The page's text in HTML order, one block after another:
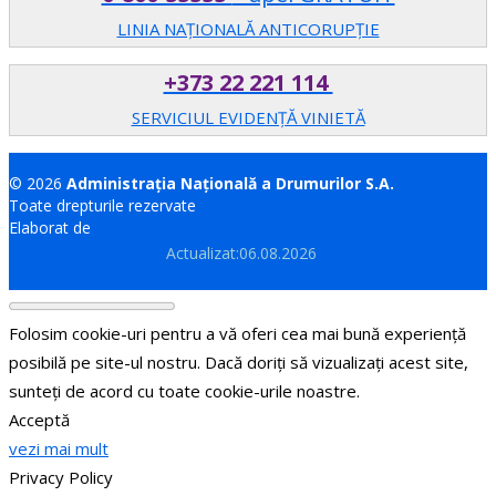
LINIA NAȚIONALĂ ANTICORUPȚIE
+373 22 221 114
SERVICIUL EVIDENȚĂ VINIETĂ
© 2026 Administrația Națională a Drumurilor S.A.
Toate drepturile rezervate
Elaborat de
Actualizat:06.08.2026
Folosim cookie-uri pentru a vă oferi cea mai bună experiență
posibilă pe site-ul nostru. Dacă doriți să vizualizați acest site,
sunteți de acord cu toate cookie-urile noastre.
Acceptă
vezi mai mult
Privacy Policy